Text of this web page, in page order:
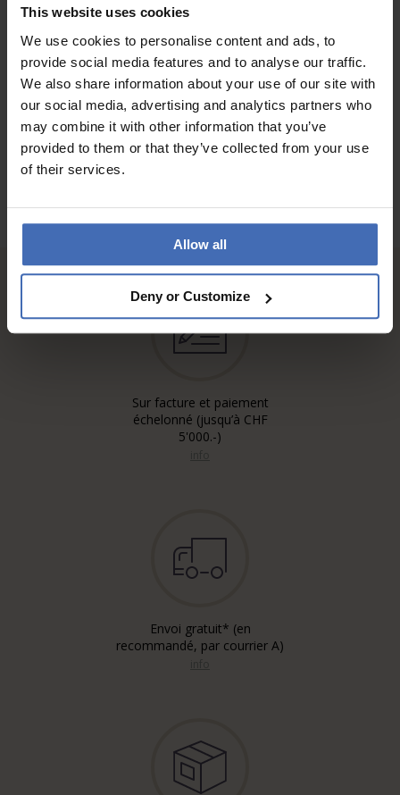
This website uses cookies
We use cookies to personalise content and ads, to
provide social media features and to analyse our traffic.
We also share information about your use of our site with
our social media, advertising and analytics partners who
may combine it with other information that you’ve
provided to them or that they’ve collected from your use
of their services.
Allow all
Deny or Customize
AUX AVIS DES CLIENTS
Sur facture et paiement
échelonné (jusqu’à CHF
5'000.-)
Envoi gratuit* (en
recommandé, par courrier A)